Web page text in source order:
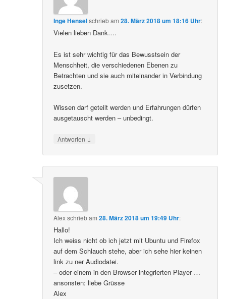
Inge Henselschriebam28. März 2018 um 18:16 Uhr:
Vielen lieben Dank….
Es ist sehr wichtig für das Bewusstsein der
Menschheit, die verschiedenen Ebenen zu
Betrachten und sie auch miteinander in Verbindung
zusetzen.
Wissen darf geteilt werden und Erfahrungen dürfen
ausgetauscht werden – unbedingt.
Antworten ↓
Alexschriebam28. März 2018 um 19:49 Uhr:
Hallo!
Ich weiss nicht ob ich jetzt mit Ubuntu und Firefox
auf dem Schlauch stehe, aber ich sehe hier keinen
link zu ner Audiodatei.
– oder einem in den Browser integrierten Player …
ansonsten: liebe Grüsse
Alex